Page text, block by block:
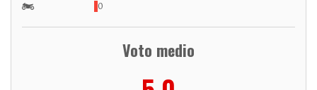
0
Voto medio